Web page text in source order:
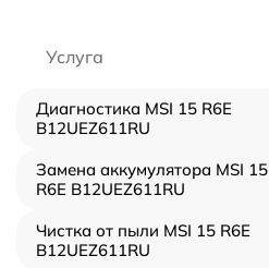
Услуга
Диагностика MSI 15 R6E
B12UEZ611RU
Замена аккумулятора MSI 15
R6E B12UEZ611RU
Чистка от пыли MSI 15 R6E
B12UEZ611RU